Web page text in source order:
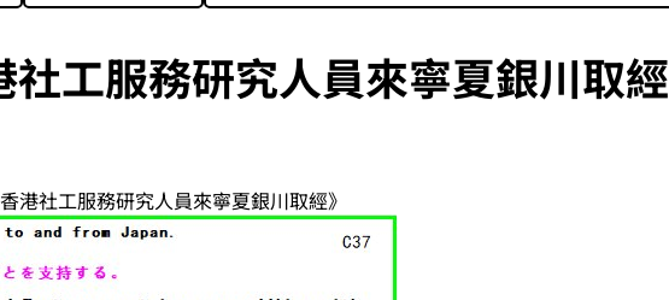
社工服務研究人員來寧夏銀川取經
港社工服務研究人員來寧夏銀川取經》